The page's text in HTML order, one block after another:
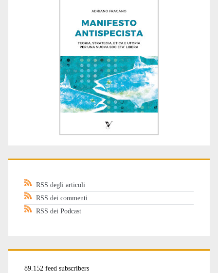
RSS degli articoli
RSS dei commenti
RSS dei Podcast
89.152 feed subscribers